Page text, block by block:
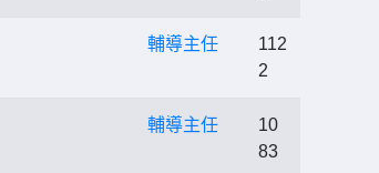
輔導主任
112
2
輔導主任
10
83